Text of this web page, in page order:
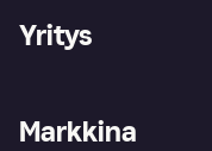
Ohje
Kirjaudu sisään
Tutustu kauppoihin
Yritys
Kirjaudu sisään yrityksenä
Markkina